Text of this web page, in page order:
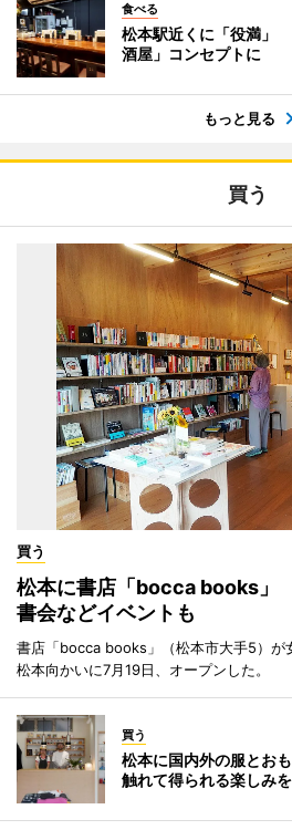
食べる
松本駅近くに「役満」
酒屋」コンセプトに
もっと見る
買う
買う
松本に書店「bocca books」
書会などイベントも
書店「bocca books」（松本市大手5）が
松本向かいに7月19日、オープンした。
買う
松本に国内外の服とお
触れて得られる楽しみを